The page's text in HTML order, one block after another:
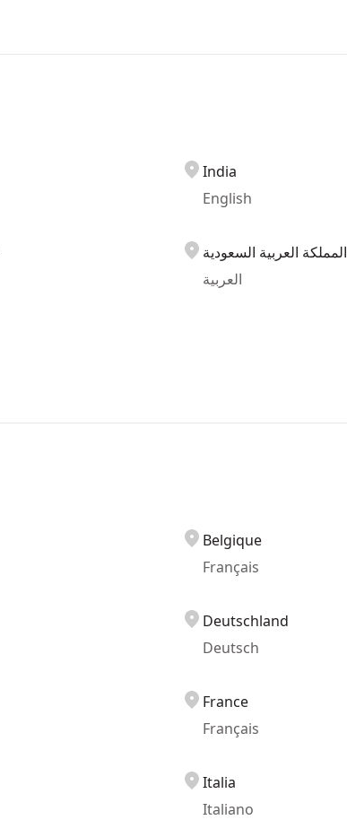
India
English
المملكة العربية السعودية
العربية
Belgique
Français
Deutschland
Deutsch
France
Français
Italia
Italiano